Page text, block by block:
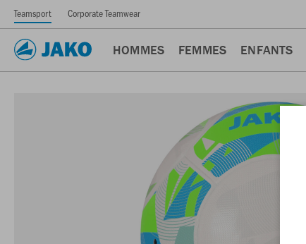
Teamsport Corporate Teamwear
HOMMES FEMMES ENFANTS